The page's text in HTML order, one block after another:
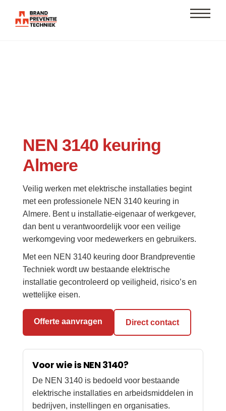
NEN 3140 keuring
Almere
Veilig werken met elektrische installaties begint
met een professionele NEN 3140 keuring in
Almere. Bent u installatie-eigenaar of werkgever,
dan bent u verantwoordelijk voor een veilige
werkomgeving voor medewerkers en gebruikers.
Met een NEN 3140 keuring door Brandpreventie
Techniek wordt uw bestaande elektrische
installatie gecontroleerd op veiligheid, risico’s en
wettelijke eisen.
Offerte aanvragen Direct contact
Voor wie is NEN 3140?
De NEN 3140 is bedoeld voor bestaande
elektrische installaties en arbeidsmiddelen in
bedrijven, instellingen en organisaties.